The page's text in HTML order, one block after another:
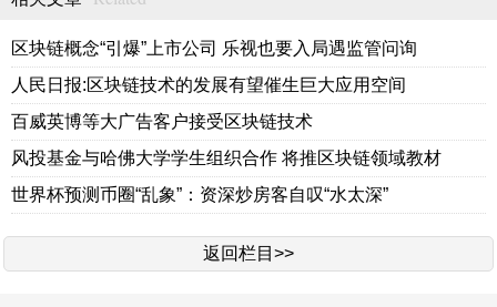
区块链概念“引爆”上市公司 乐视也要入局遇监管问询
人民日报:区块链技术的发展有望催生巨大应用空间
百威英博等大广告客户接受区块链技术
风投基金与哈佛大学学生组织合作 将推区块链领域教材
世界杯预测币圈“乱象”：资深炒房客自叹“水太深”
返回栏目>>